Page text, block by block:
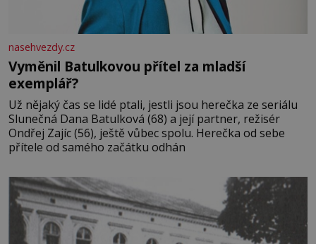
nasehvezdy.cz
Vyměnil Batulkovou přítel za mladší
exemplář?
Už nějaký čas se lidé ptali, jestli jsou herečka ze seriálu
Slunečná Dana Batulková (68) a její partner, režisér
Ondřej Zajíc (56), ještě vůbec spolu. Herečka od sebe
přítele od samého začátku odhán